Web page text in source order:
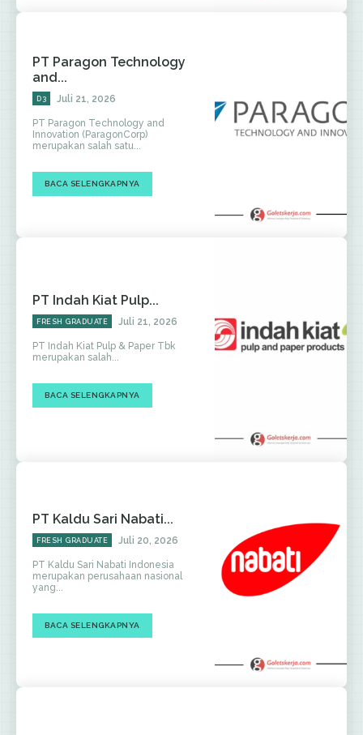
PT Paragon Technology
and...
D3 Juli 21, 2026
PT Paragon Technology and
Innovation (ParagonCorp)
merupakan salah satu...
BACA SELENGKAPNYA
PT Indah Kiat Pulp...
FRESH GRADUATE Juli 21, 2026
PT Indah Kiat Pulp & Paper Tbk
merupakan salah...
BACA SELENGKAPNYA
PT Kaldu Sari Nabati...
FRESH GRADUATE Juli 20, 2026
PT Kaldu Sari Nabati Indonesia
merupakan perusahaan nasional
yang...
BACA SELENGKAPNYA